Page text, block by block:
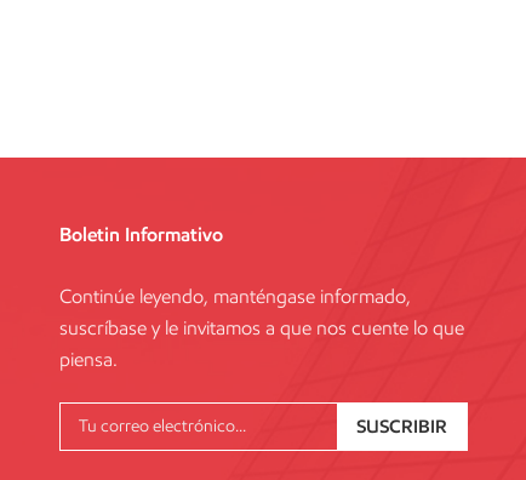
Boletin Informativo
Continúe leyendo, manténgase informado,
suscríbase y le invitamos a que nos cuente lo que
piensa.
SUSCRIBIR